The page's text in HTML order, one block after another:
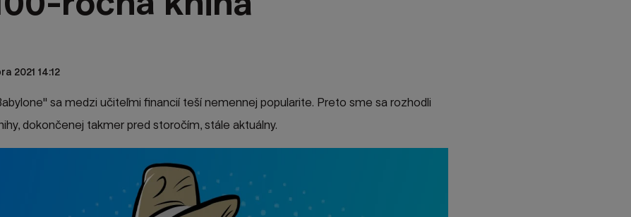
2021 14:12
sa medzi učiteľmi financií teší nemennej popularite. Preto sme sa rozhodli
dokončenej takmer pred storočím, stále aktuálny.